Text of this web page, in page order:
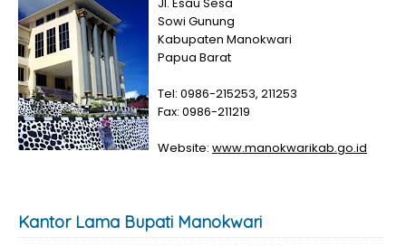
Sowi Gunung
Kabupaten Manokwari
Papua Barat
Tel: 0986-215253, 211253
Fax: 0986-211219
Website: www.manokwarikab.go.id
Kantor Lama Bupati Manokwari